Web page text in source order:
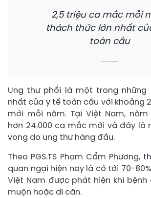
2,5 triệu ca mắc mỗi
thách thức lớn nhất
toàn cầu
Ung thư phổi là một trong những
nhất của y tế toàn cầu với khoảng
mới mỗi năm. Tại Việt Nam, năm
hơn 24.000 ca mắc mới và đây là
vong do ung thư hàng đầu.
Theo PGS.TS Phạm Cẩm Phương,
quan ngại hiện nay là có tới 70-
Việt Nam được phát hiện khi
muộn hoặc di căn.